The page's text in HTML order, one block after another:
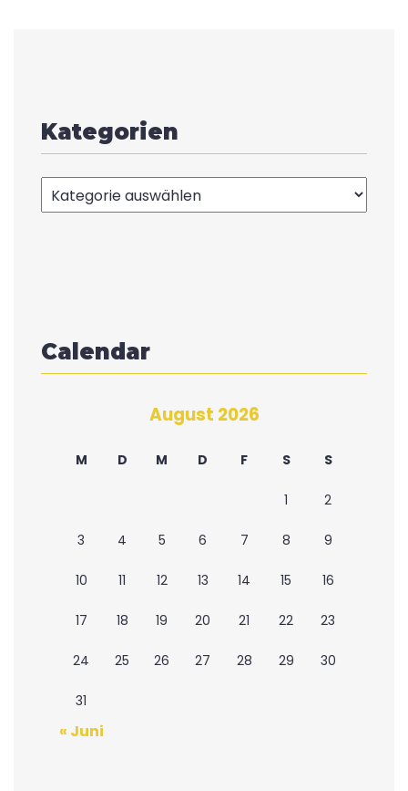
Kategorien
Kategorien
Calendar
August 2026
M D M D F S S
1 2
3 4 5 6 7 8 9
10 11 12 13 14 15 16
17 18 19 20 21 22 23
24 25 26 27 28 29 30
31
« Juni